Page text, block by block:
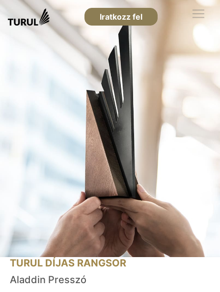
Iratkozz fel
TURUL DÍJAS RANGSOR
Aladdin Presszó